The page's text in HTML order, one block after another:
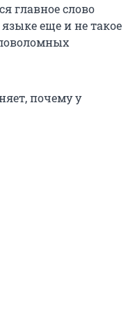
главное слово
еще и не такое
почему у